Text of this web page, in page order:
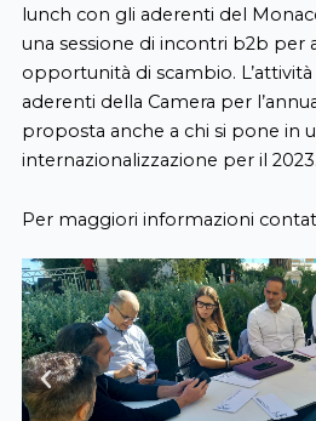
lunch con gli aderenti del
una sessione di incontri b2b per
opportunità di scambio. L’attività
aderenti della Camera per
proposta anche a chi si pone in
internazionalizzazione per il 2023.
Per maggiori informazioni
Previous